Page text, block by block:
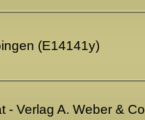
(E14141y)
- Verlag A. Weber & Co